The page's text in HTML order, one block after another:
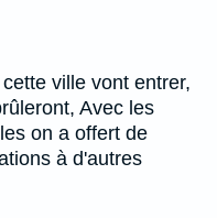
ville vont entrer,
Avec les
on a offert de
à d'autres